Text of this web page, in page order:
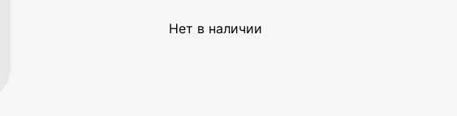
Нет в наличии